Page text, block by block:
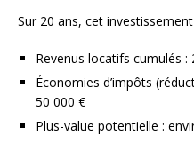
Sur 20 ans, cet
Revenus locatifs cumulés :
Économies d’impôts
50 000 €
Plus-value potentielle :